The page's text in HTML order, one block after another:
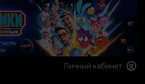
Личный кабинет